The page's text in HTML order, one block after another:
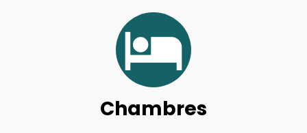
hotel
Chambres